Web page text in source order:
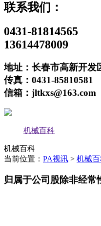
联系我们：
0431-81814565
13614478009
地址：长春市高新开发
传真：0431-85810581
信箱：jltkxs@163.com
机械百科
机械百科
当前位置： PA视讯 > 机械
归属于公司股除非经常